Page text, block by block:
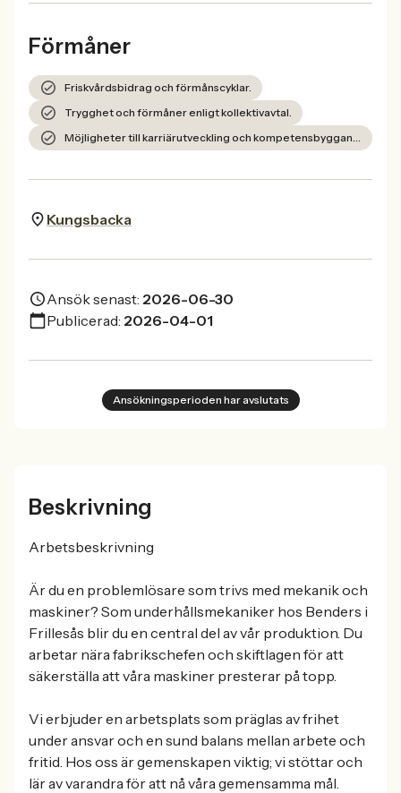
Förmåner
Friskvårdsbidrag och förmånscyklar.
Trygghet och förmåner enligt kollektivavtal.
Möjligheter till karriärutveckling och kompetensbyggande.
Kungsbacka
Ansök senast: 2026-06-30
Publicerad: 2026-04-01
Ansökningsperioden har avslutats
Beskrivning
Arbetsbeskrivning
Är du en problemlösare som trivs med mekanik och
maskiner? Som underhållsmekaniker hos Benders i
Frillesås blir du en central del av vår produktion. Du
arbetar nära fabrikschefen och skiftlagen för att
säkerställa att våra maskiner presterar på topp.
Vi erbjuder en arbetsplats som präglas av frihet
under ansvar och en sund balans mellan arbete och
fritid. Hos oss är gemenskapen viktig; vi stöttar och
lär av varandra för att nå våra gemensamma mål.